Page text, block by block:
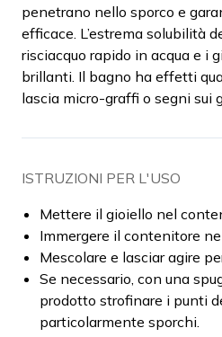
penetrano nello sporco e
efficace. L’estrema solubilità
risciacquo rapido in acqua e i
brillanti. Il bagno ha effetti
lascia micro-graffi o segni sui
ISTRUZIONI PER L'USO
Mettere il gioiello nel
Immergere il contenitore
Mescolare e lasciar agire
Se necessario, con una
prodotto strofinare i punti
particolarmente sporchi.